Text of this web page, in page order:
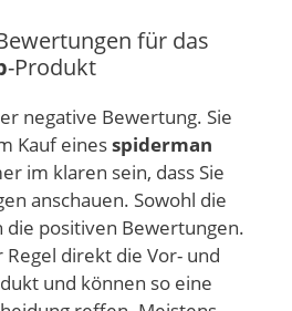
für das
-Produkt
negative Bewertung. Sie
Kauf einesspiderman
im klaren sein, dass Sie
anschauen. Sowohl die
die positiven Bewertungen.
Regel direkt die Vor- und
und können so eine